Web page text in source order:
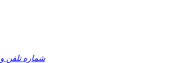
شماره تلفن و